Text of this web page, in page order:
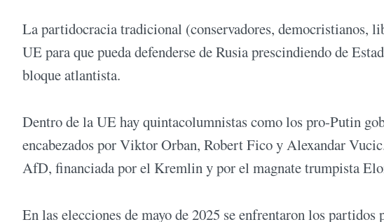
La partidocracia tradicional (conservadores, democristianos,
UE para que pueda defenderse de Rusia prescindiendo de
bloque atlantista.
Dentro de la UE hay quintacolumnistas como los pro-Putin
encabezados por Viktor Orban, Robert Fico y Alexandar
AfD, financiada por el Kremlin y por el magnate trumpista
En las elecciones de mayo de 2025 se enfrentaron los